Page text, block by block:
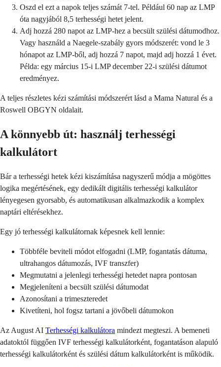
Oszd el ezt a napok teljes számát 7-tel. Például 60 nap az LMP
óta nagyjából 8,5 terhességi hetet jelent.
Adj hozzá 280 napot az LMP-hez a becsült szülési dátumodhoz.
Vagy használd a Naegele-szabály gyors módszerét: vond le 3
hónapot az LMP-ből, adj hozzá 7 napot, majd adj hozzá 1 évet.
Példa: egy március 15-i LMP december 22-i szülési dátumot
eredményez.
A teljes részletes kézi számítási módszerért lásd a Mama Natural és a
Roswell OBGYN oldalait.
A könnyebb út: használj terhességi
kalkulátort
Bár a terhességi hetek kézi kiszámítása nagyszerű módja a mögöttes
logika megértésének, egy dedikált digitális terhességi kalkulátor
lényegesen gyorsabb, és automatikusan alkalmazkodik a komplex
naptári eltérésekhez.
Egy jó terhességi kalkulátornak képesnek kell lennie:
Többféle beviteli módot elfogadni (LMP, fogantatás dátuma,
ultrahangos dátumozás, IVF transzfer)
Megmutatni a jelenlegi terhességi hetedet napra pontosan
Megjeleníteni a becsült szülési dátumodat
Azonosítani a trimeszteredet
Kivetíteni, hol fogsz tartani a jövőbeli dátumokon
Az August AI Terhességi kalkulátora mindezt megteszi. A bemeneti
adatoktól függően IVF terhességi kalkulátorként, fogantatáson alapuló
terhességi kalkulátorként és szülési dátum kalkulátorként is működik.